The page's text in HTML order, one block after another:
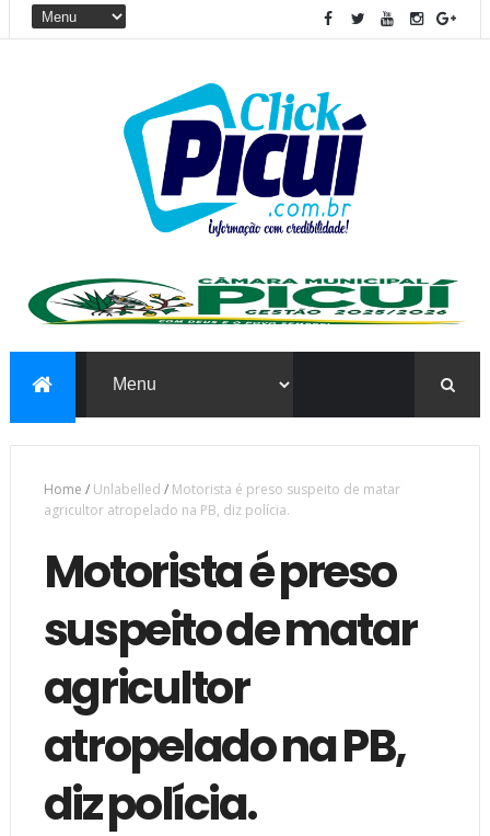
Home /Unlabelled / Motorista é preso suspeito de matar
agricultor atropelado na PB, diz polícia.
Motorista é preso
suspeito de matar
agricultor
atropelado na PB,
diz polícia.